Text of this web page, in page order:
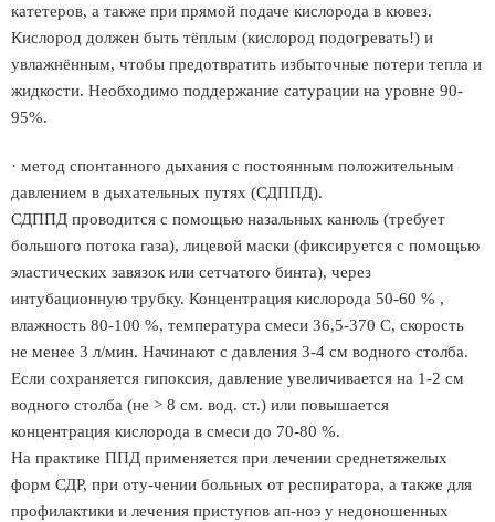
катетеров, а также при прямой подаче кислорода в кювез.
Кислород должен быть тёплым (кислород подогревать!) и
увлажнённым, чтобы предотвратить избыточные потери тепла и
жидкости. Необходимо поддержание сатурации на уровне 90-
95%.
· метод спонтанного дыхания с постоянным положительным
давлением в дыхательных путях (СДППД).
СДППД проводится с помощью назальных канюль (требует
большого потока газа), лицевой маски (фиксируется с помощью
эластических завязок или сетчатого бинта), через
интубационную трубку. Концентрация кислорода 50-60 % ,
влажность 80-100 %, температура смеси 36,5-370 С, скорость
не менее 3 л/мин. Начинают с давления 3-4 см водного столба.
Если сохраняется гипоксия, давление увеличивается на 1-2 см
водного столба (не > 8 см. вод. ст.) или повышается
концентрация кислорода в смеси до 70-80 %.
На практике ППД применяется при лечении среднетяжелых
форм СДР, при оту-чении больных от респиратора, а также для
профилактики и лечения приступов ап-ноэ у недоношенных